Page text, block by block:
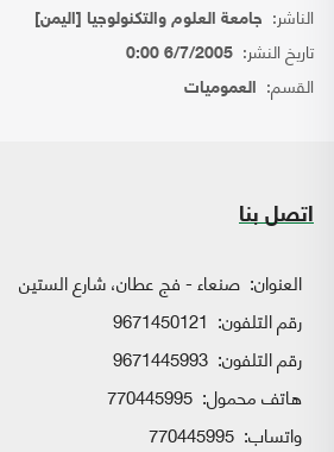
الناشر: جامعة العلوم والتكنولوجيا [اليمن]
تاريخ النشر: 6/7/2005 0:00
القسم: العموميات
اتصل بنا
العنوان: صنعاء - فج عطان، شارع الستين
رقم التلفون: 9671450121
رقم التلفون: 9671445993
هاتف محمول: 770445995
واتساب: